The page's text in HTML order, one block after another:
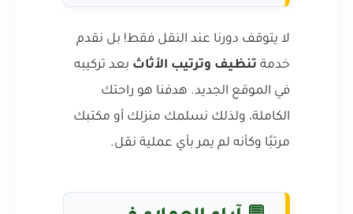
لا يتوقف دورنا عند النقل فقط! بل نقدم
خدمة تنظيف وترتيب الأثاث بعد تركيبه
في الموقع الجديد. هدفنا هو راحتك
الكاملة، ولذلك نسلمك منزلك أو مكتبك
مرتبًا وكأنه لم يمر بأي عملية نقل.